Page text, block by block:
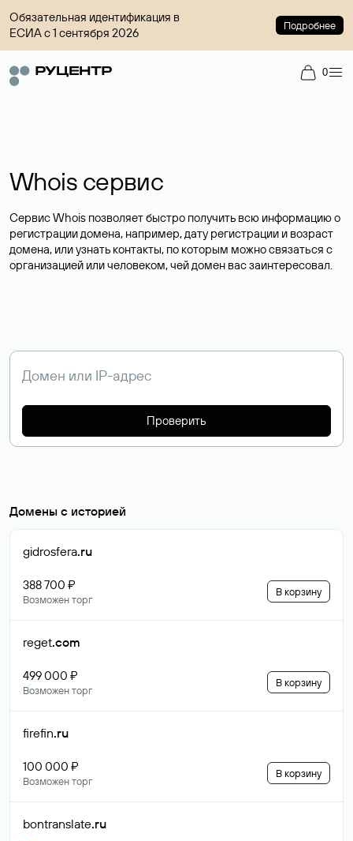
Обязательная идентификация в
ЕСИА с 1 сентября 2026
Подробнее
0
Whois сервис
Сервис Whois позволяет быстро получить всю информацию о
регистрации домена, например, дату регистрации и возраст
домена, или узнать контакты, по которым можно связаться с
организацией или человеком, чей домен вас заинтересовал.
Проверить
Домены с историей
gidrosfera.ru
388 700 ₽
Возможен торг
В корзину
reget.com
499 000 ₽
Возможен торг
В корзину
firefin.ru
100 000 ₽
Возможен торг
В корзину
bontranslate.ru